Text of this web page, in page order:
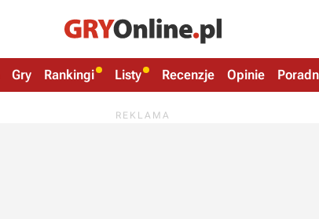
Gry Rankingi Listy Recenzje Opinie